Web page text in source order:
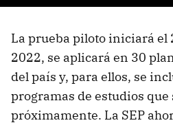
La prueba piloto iniciará el
2022, se aplicará en 30
del país y, para ellos, se
programas de estudios
próximamente. La SEP